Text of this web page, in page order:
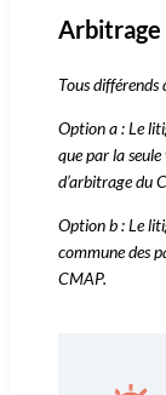
Tous
Option a : Le
que par la
d’arbitrage du
Option b : Le
commune des
CMAP.